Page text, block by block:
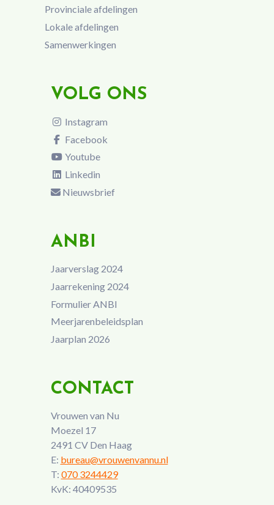
Provinciale afdelingen
Lokale afdelingen
Samenwerkingen
VOLG ONS
Instagram
Facebook
Youtube
Linkedin
Nieuwsbrief
ANBI
Jaarverslag 2024
Jaarrekening 2024
Formulier ANBI
Meerjarenbeleidsplan
Jaarplan 2026
CONTACT
Vrouwen van Nu
Moezel 17
2491 CV Den Haag
E: bureau@vrouwenvannu.nl
T: 070 3244429
KvK: 40409535